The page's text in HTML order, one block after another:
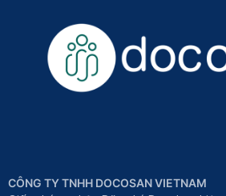
CÔNG TY TNHH DOCOSAN VIETNAM